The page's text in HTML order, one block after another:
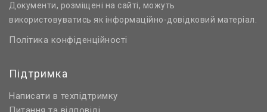
Документи, розміщені на сайті, можуть
використовуватись як інформаційно-довідковий матеріал.
Політика конфіденційності
Підтримка
Написати в техпідтримку